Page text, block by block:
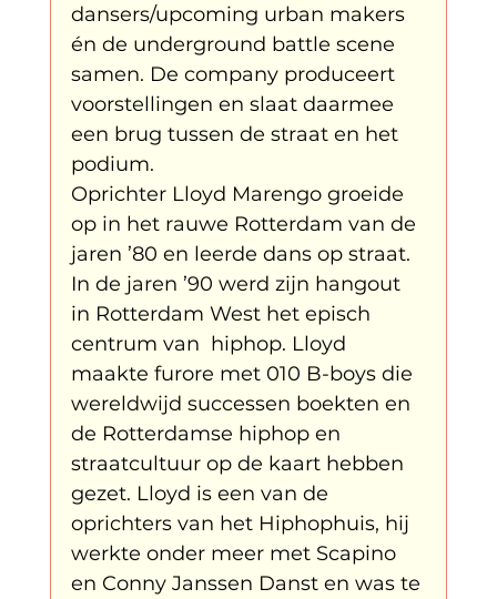
Ibrah eng Archive
klein, klein vogeltje One Night's Dance
Wennah Wilkers brengt ode aan ho...
Zonder categorie Binnenkort te zien
Kabiteni kabitini Engels News
dansers/upcoming urban makers
én de underground battle scene
samen. De company produceert
voorstellingen en slaat daarmee
een brug tussen de straat en het
podium.
Oprichter Lloyd Marengo groeide
op in het rauwe Rotterdam van de
jaren ’80 en leerde dans op straat.
In de jaren ’90 werd zijn hangout
in Rotterdam West het episch
centrum van  hiphop. Lloyd
maakte furore met 010 B-boys die
wereldwijd successen boekten en
de Rotterdamse hiphop en
straatcultuur op de kaart hebben
gezet. Lloyd is een van de
oprichters van het Hiphophuis, hij
werkte onder meer met Scapino
en Conny Janssen Danst en was te